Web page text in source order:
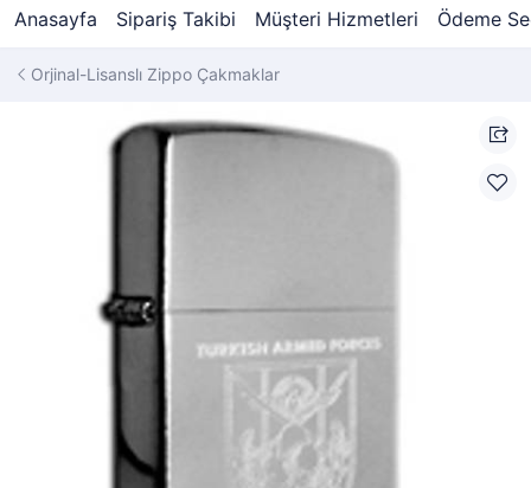
Anasayfa Sipariş Takibi Müşteri Hizmetleri Ödeme
Orjinal-Lisanslı Zippo Çakmaklar